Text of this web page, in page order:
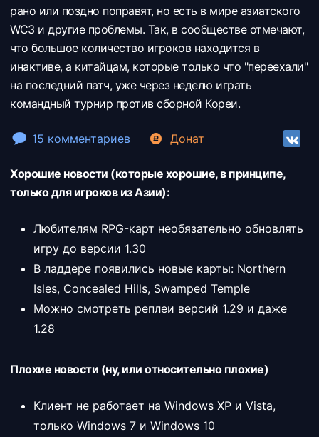
рано или поздно поправят, но есть в мире азиатского
WC3 и другие проблемы. Так, в сообществе отмечают,
что большое количество игроков находится в
инактиве, а китайцам, которые только что "переехали"
на последний патч, уже через неделю играть
командный турнир против сборной Кореи.
15 комментариев Донат
Хорошие новости (которые хорошие, в принципе,
только для игроков из Азии):
Любителям RPG-карт необязательно обновлять
игру до версии 1.30
В ладдере появились новые карты: Northern
Isles, Concealed Hills, Swamped Temple
Можно смотреть реплеи версий 1.29 и даже
1.28
Плохие новости (ну, или относительно плохие)
Клиент не работает на Windows XP и Vista,
только Windows 7 и Windows 10